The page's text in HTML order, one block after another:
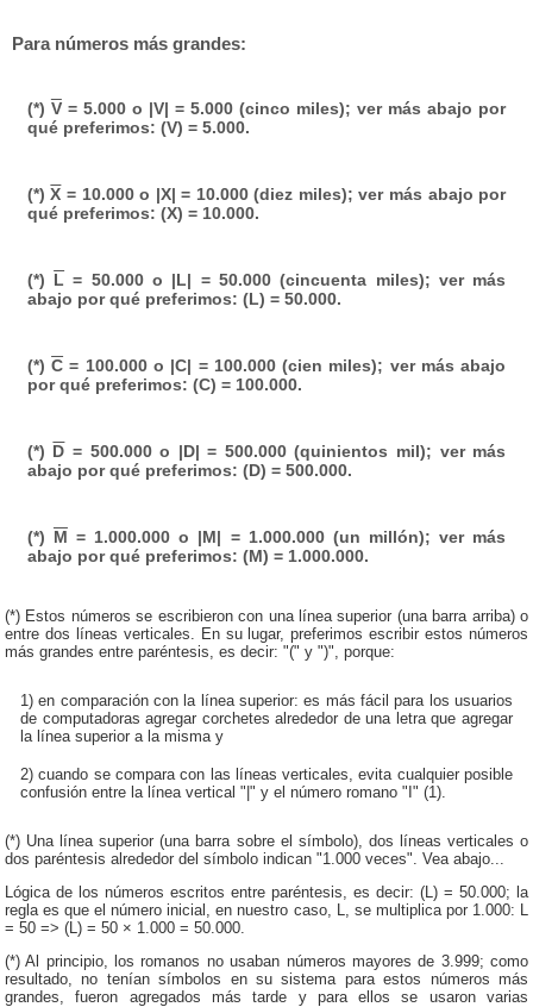
Para números más grandes:
(*) V= 5.000 o |V| = 5.000 (cinco miles); ver más abajo por
qué preferimos: (V) = 5.000.
(*)X = 10.000 o |X| = 10.000 (diez miles); ver más abajo por
qué preferimos: (X) = 10.000.
(*) L = 50.000 o |L| = 50.000 (cincuenta miles); ver más
abajo por qué preferimos: (L) = 50.000.
(*)C = 100.000 o |C| = 100.000 (cien miles); ver más abajo
por qué preferimos: (C) = 100.000.
(*) D = 500.000 o |D| = 500.000 (quinientos mil); ver más
abajo por qué preferimos: (D) = 500.000.
(*) M = 1.000.000 o |M| = 1.000.000 (un millón); ver más
abajo por qué preferimos: (M) = 1.000.000.
(*) Estos números se escribieron con una línea superior (una barra arriba) o
entre dos líneas verticales. En su lugar, preferimos escribir estos números
más grandes entre paréntesis, es decir: "(" y ")", porque:
1) en comparación con la línea superior: es más fácil para los usuarios
de computadoras agregar corchetes alrededor de una letra que agregar
la línea superior a la misma y
2) cuando se compara con las líneas verticales, evita cualquier posible
confusión entre la línea vertical "|" y el número romano "I" (1).
(*) Una línea superior (una barra sobre el símbolo), dos líneas verticales o
dos paréntesis alrededor del símbolo indican "1.000 veces". Vea abajo...
Lógica de los números escritos entre paréntesis, es decir: (L) = 50.000; la
regla es que el número inicial, en nuestro caso, L, se multiplica por 1.000: L
= 50 => (L) = 50 × 1.000 = 50.000.
(*) Al principio, los romanos no usaban números mayores de 3.999; como
resultado, no tenían símbolos en su sistema para estos números más
grandes, fueron agregados más tarde y para ellos se usaron varias